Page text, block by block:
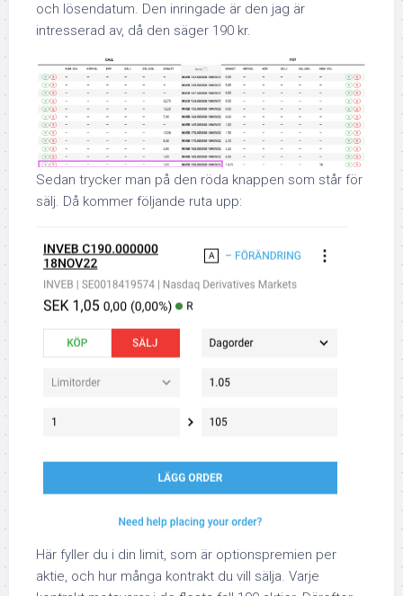
och lösendatum. Den inringade är den jag är
intresserad av, då den säger 190 kr.
Sedan trycker man på den röda knappen som står för
sälj. Då kommer följande ruta upp:
Här fyller du i din limit, som är optionspremien per
aktie, och hur många kontrakt du vill sälja. Varje